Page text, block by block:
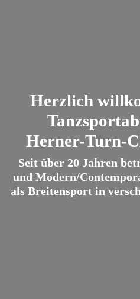
Herzlich
Herner-Turn-
Seit über 20 Jahren
und Modern/
als Breitensport in